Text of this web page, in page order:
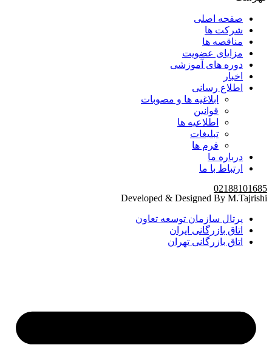
صفحه اصلی
شرکت ها
مناقصه ها
مزایای عضویت
دوره های آموزشی
اخبار
اطلاع رسانی
ابلاغیه ها و مصوبات
قوانین
اطلاعیه ها
تبلیغات
فرم ها
درباره ما
ارتباط با ما
02188101685
Developed & Designed By M.Tajrishi
پرتال سازمان توسعه تعاون
اتاق بازرگانی ایران
اتاق بازرگانی تهران